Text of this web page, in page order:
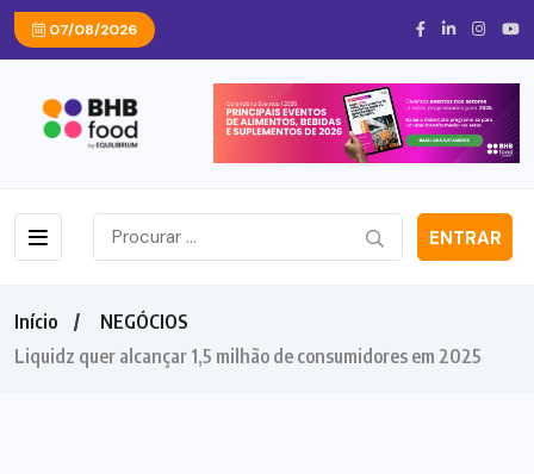
07/08/2026
ENTRAR
Início
NEGÓCIOS
Liquidz quer alcançar 1,5 milhão de consumidores em 2025